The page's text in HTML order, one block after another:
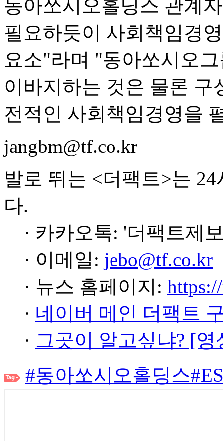
동아쏘시오홀딩스 관계
필요하듯이 사회책임경
요소"라며 "동아쏘시오
이바지하는 것은 물론 구
전적인 사회책임경영을
jangbm@tf.co.kr
발로 뛰는 <더팩트>는
다.
· 카카오톡: '더팩트제
· 이메일: jebo@tf.co.kr
· 뉴스 홈페이지:
· 네이버 메인 더팩트
· 그곳이 알고싶냐? [
#동아쏘시오홀딩스